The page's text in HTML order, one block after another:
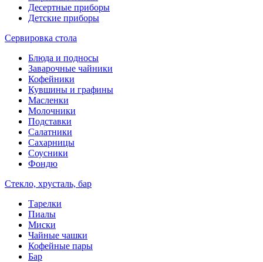
Десертные приборы
Детские приборы
Сервировка стола
Блюда и подносы
Заварочные чайники
Кофейники
Кувшины и графины
Масленки
Молочники
Подставки
Салатники
Сахарницы
Соусники
Фондю
Стекло, хрусталь, бар
Тарелки
Пиалы
Миски
Чайные чашки
Кофейные пары
Бар